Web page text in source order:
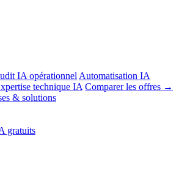
IA opérationnel Automatisation IA
technique IA Comparer les offres →
& solutions
gratuits